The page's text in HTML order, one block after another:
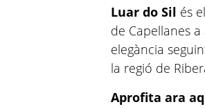
Luar do Sil és
de Capellanes
elegància
la regió de
Aprofita ara